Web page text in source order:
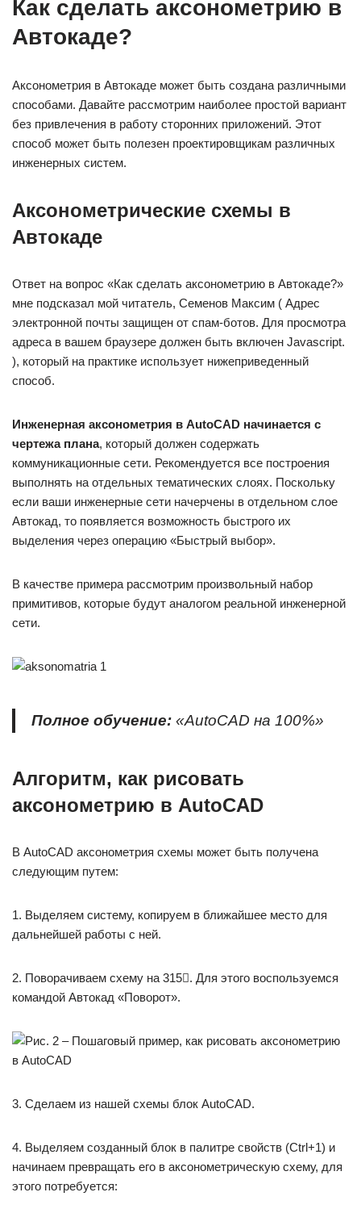
Как сделать аксонометрию в
Автокаде?
Аксонометрия в Автокаде может быть создана различными
способами. Давайте рассмотрим наиболее простой вариант
без привлечения в работу сторонних приложений. Этот
способ может быть полезен проектировщикам различных
инженерных систем.
Аксонометрические схемы в
Автокаде
Ответ на вопрос «Как сделать аксонометрию в Автокаде?»
мне подсказал мой читатель, Семенов Максим ( Адрес
электронной почты защищен от спам-ботов. Для просмотра
адреса в вашем браузере должен быть включен Javascript.
), который на практике использует нижеприведенный
способ.
Инженерная аксонометрия в AutoCAD начинается с
чертежа плана, который должен содержать
коммуникационные сети. Рекомендуется все построения
выполнять на отдельных тематических слоях. Поскольку
если ваши инженерные сети начерчены в отдельном слое
Автокад, то появляется возможность быстрого их
выделения через операцию «Быстрый выбор».
В качестве примера рассмотрим произвольный набор
примитивов, которые будут аналогом реальной инженерной
сети.
Полное обучение: «AutoCAD на 100%»
Алгоритм, как рисовать
аксонометрию в AutoCAD
В AutoCAD аксонометрия схемы может быть получена
следующим путем:
1. Выделяем систему, копируем в ближайшее место для
дальнейшей работы с ней.
2. Поворачиваем схему на 315. Для этого воспользуемся
командой Автокад «Поворот».
3. Сделаем из нашей схемы блок AutoCAD.
4. Выделяем созданный блок в палитре свойств (Ctrl+1) и
начинаем превращать его в аксонометрическую схему, для
этого потребуется: